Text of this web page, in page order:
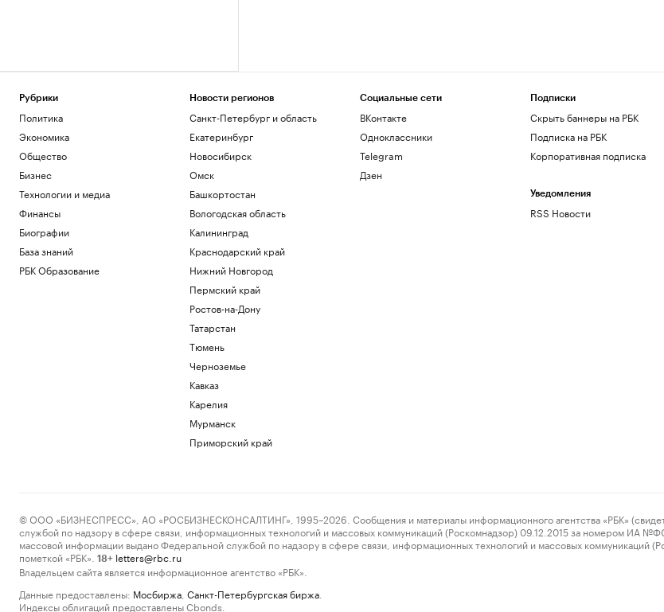
Рубрики
Политика
Экономика
Общество
Бизнес
Технологии и медиа
Финансы
Биографии
База знаний
РБК Образование
Новости регионов
Санкт-Петербург и область
Екатеринбург
Новосибирск
Омск
Башкортостан
Вологодская область
Калининград
Краснодарский край
Нижний Новгород
Пермский край
Ростов-на-Дону
Татарстан
Тюмень
Черноземье
Кавказ
Карелия
Мурманск
Приморский край
Социальные сети
ВКонтакте
Одноклассники
Telegram
Дзен
Подписки
Скрыть баннеры на РБК
Подписка на РБК
Корпоративная подписка
Уведомления
RSS Новости
© ООО «БИЗНЕСПРЕСС», АО «РОСБИЗНЕСКОНСАЛТИНГ», 1995–2026. Сообщения и материалы информационного агентства «РБК»
службой по надзору в сфере связи, информационных технологий и массовых коммуникаций (Роскомнадзор) 09.12.2015 за номером ИА
массовой информации выдано Федеральной службой по надзору в сфере связи, информационных технологий и массовых
пометкой «РБК».
18+ letters@rbc.ru
Владельцем сайта является информационное агентство «РБК».
Данные предоставлены: Мосбиржа Санкт-Петербургская биржа
Индексы облигаций предоставлены Cbonds.